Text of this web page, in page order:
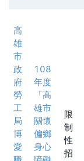
高
雄
市
政
府
勞
工
局
博
愛
108
年度
「高
雄市
關懷
偏鄉
身心
限
制
性
招